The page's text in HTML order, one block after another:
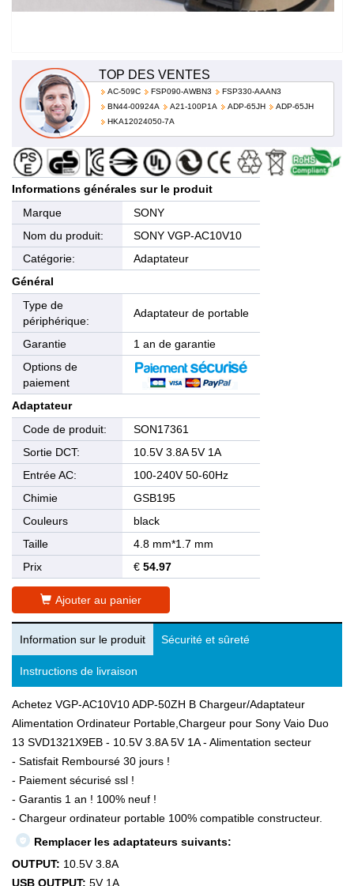
TOP DES VENTES
AC-509C FSP090-AWBN3
FSP330-AAAN3
BN44-00924A
A21-100P1A ADP-65JH
ADP-65JH
HKA12024050-7A
Informations générales sur le produit
Marque
SONY
Nom du produit:
SONY VGP-AC10V10
Catégorie:
Adaptateur
Général
Type de
périphérique:
Adaptateur de portable
Garantie
1 an de garantie
Options de
paiement
Adaptateur
Code de produit:
SON17361
Sortie DCT:
10.5V 3.8A 5V 1A
Entrée AC:
100-240V 50-60Hz
Chimie
GSB195
Couleurs
black
Taille
4.8 mm*1.7 mm
Prix
€ 54.97
Ajouter au panier
Information sur le produit Sécurité et sûreté
Instructions de livraison
Achetez VGP-AC10V10 ADP-50ZH B Chargeur/Adaptateur
Alimentation Ordinateur Portable,Chargeur pour Sony Vaio Duo
13 SVD1321X9EB - 10.5V 3.8A 5V 1A - Alimentation secteur
- Satisfait Remboursé 30 jours !
- Paiement sécurisé ssl !
- Garantis 1 an ! 100% neuf !
- Chargeur ordinateur portable 100% compatible constructeur.
Remplacer les adaptateurs suivants:
OUTPUT: 10.5V 3.8A
USB OUTPUT: 5V 1A